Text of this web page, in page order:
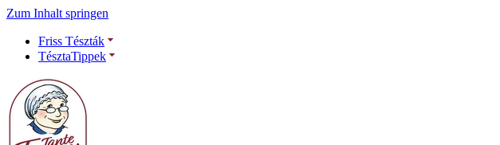
Zum Inhalt springen
Friss Tészták
TésztaTippek